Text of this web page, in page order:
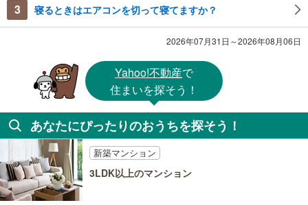
3 寝るときはエアコンを切って寝てますか？
2026年07月31日～2026年08月06日
Yahoo!不動産で
住まいを探そう！
あなたにぴったりのおうちを探そう！
新築マンション
3LDK以上のマンション